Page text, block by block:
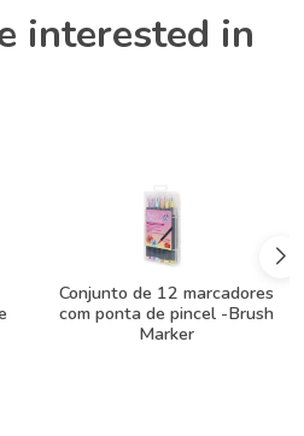
interested in
Conjunto de 12 marcadores
com ponta de pincel -Brush
Marker